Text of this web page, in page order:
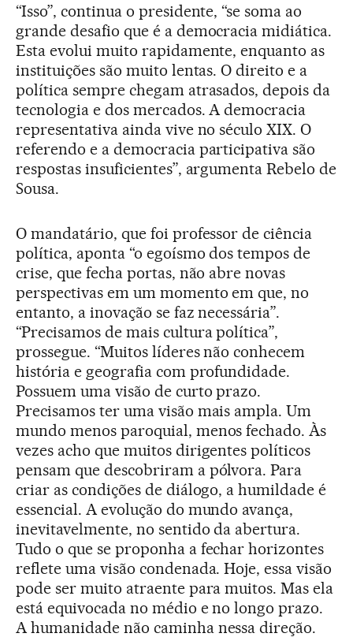
“Isso”, continua o presidente, “se soma ao
grande desafio que é a democracia midiática.
Esta evolui muito rapidamente, enquanto as
instituições são muito lentas. O direito e a
política sempre chegam atrasados, depois da
tecnologia e dos mercados. A democracia
representativa ainda vive no século XIX. O
referendo e a democracia participativa são
respostas insuficientes”, argumenta Rebelo de
Sousa.
O mandatário, que foi professor de ciência
política, aponta “o egoísmo dos tempos de
crise, que fecha portas, não abre novas
perspectivas em um momento em que, no
entanto, a inovação se faz necessária”.
“Precisamos de mais cultura política”,
prossegue. “Muitos líderes não conhecem
história e geografia com profundidade.
Possuem uma visão de curto prazo.
Precisamos ter uma visão mais ampla. Um
mundo menos paroquial, menos fechado. Às
vezes acho que muitos dirigentes políticos
pensam que descobriram a pólvora. Para
criar as condições de diálogo, a humildade é
essencial. A evolução do mundo avança,
inevitavelmente, no sentido da abertura.
Tudo o que se proponha a fechar horizontes
reflete uma visão condenada. Hoje, essa visão
pode ser muito atraente para muitos. Mas ela
está equivocada no médio e no longo prazo.
A humanidade não caminha nessa direção.